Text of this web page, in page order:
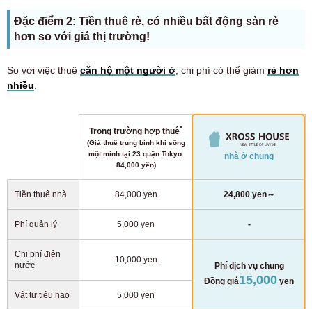
Đặc điểm 2: Tiền thuê rẻ, có nhiều bất động sản rẻ
hơn so với giá thị trường!
So với việc thuê căn hộ một người ở , chi phí có thể giảm rẻ hơn
nhiều
Trong trường hợp thuê*
(Giá thuê trung bình khi sống
một mình tại 23 quận Tokyo:
84,000 yên)
nhà ở chung
Tiền thuê nhà 84,000 yen 24,800 yen～
Phí quản lý 5,000 yen -
Chi phí điện
nước
10,000 yen
Phí dịch vụ chung
Đồng giá15,000 yen
Vật tư tiêu hao
5,000 yen